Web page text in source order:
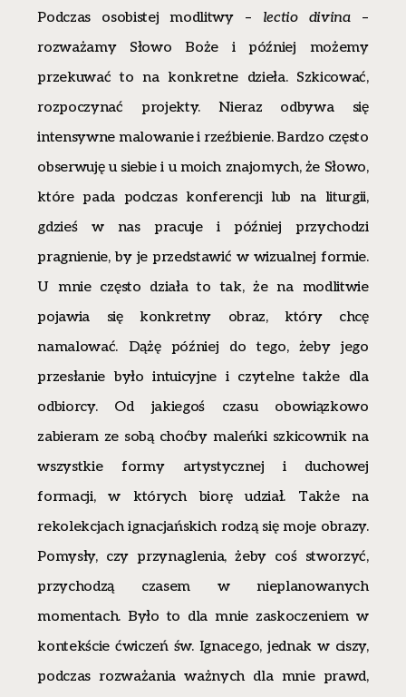
Podczas osobistej modlitwy – lectio divina–
rozważamy Słowo Boże i później możemy
przekuwać to na konkretne dzieła. Szkicować,
rozpoczynać projekty. Nieraz odbywa się
intensywne malowanie i rzeźbienie. Bardzo często
obserwuję u siebie i u moich znajomych, że Słowo,
które pada podczas konferencji lub na liturgii,
gdzieś w nas pracuje i później przychodzi
pragnienie, by je przedstawić w wizualnej formie.
U mnie często działa to tak, że na modlitwie
pojawia się konkretny obraz, który chcę
namalować. Dążę później do tego, żeby jego
przesłanie było intuicyjne i czytelne także dla
odbiorcy. Od jakiegoś czasu obowiązkowo
zabieram ze sobą choćby maleńki szkicownik na
wszystkie formy artystycznej i duchowej
formacji, w których biorę udział. Także na
rekolekcjach ignacjańskich rodzą się moje obrazy.
Pomysły, czy przynaglenia, żeby coś stworzyć,
przychodzą czasem w nieplanowanych
momentach. Było to dla mnie zaskoczeniem w
kontekście ćwiczeń św. Ignacego, jednak w ciszy,
podczas rozważania ważnych dla mnie prawd,